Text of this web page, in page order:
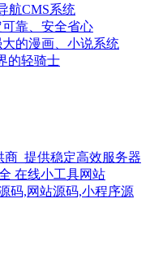
航CMS系统
靠、安全省心
大的漫画、小说系统
的轻骑士
_提供稳定高效服务器
在线小工具网站
码,网站源码,小程序源